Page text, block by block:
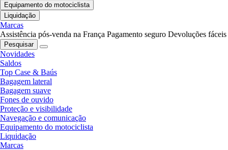
Equipamento do motociclista
Liquidação
Marcas
Assistência pós-venda na França Pagamento seguro Devoluções fáceis
Pesquisar
Novidades
Saldos
Top Case & Baús
Bagagem lateral
Bagagem suave
Fones de ouvido
Proteção e visibilidade
Navegação e comunicação
Equipamento do motociclista
Liquidação
Marcas